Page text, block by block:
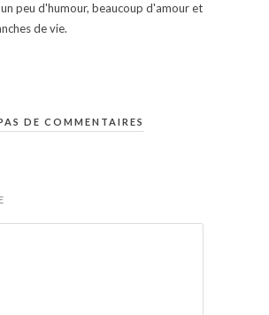
peu d'humour, beaucoup d'amour et
de vie.
DE COMMENTAIRES